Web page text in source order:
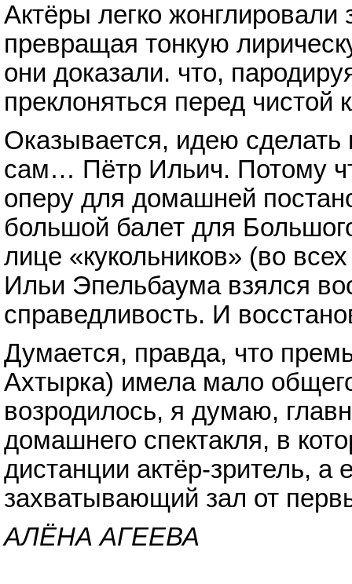
Актёры легко жонглировали
превращая тонкую
они доказали. что,
преклоняться перед чистой
Оказывается, идею сделать
сам… Пётр Ильич. Потому
оперу для домашней
большой балет для
лице «кукольников» (во
Ильи Эпельбаума взялся
справедливость. И
Думается, правда, что
Ахтырка) имела мало
возродилось, я думаю,
домашнего спектакля, в
дистанции актёр-зритель, а
захватывающий зал от
АЛЁНА АГЕЕВА